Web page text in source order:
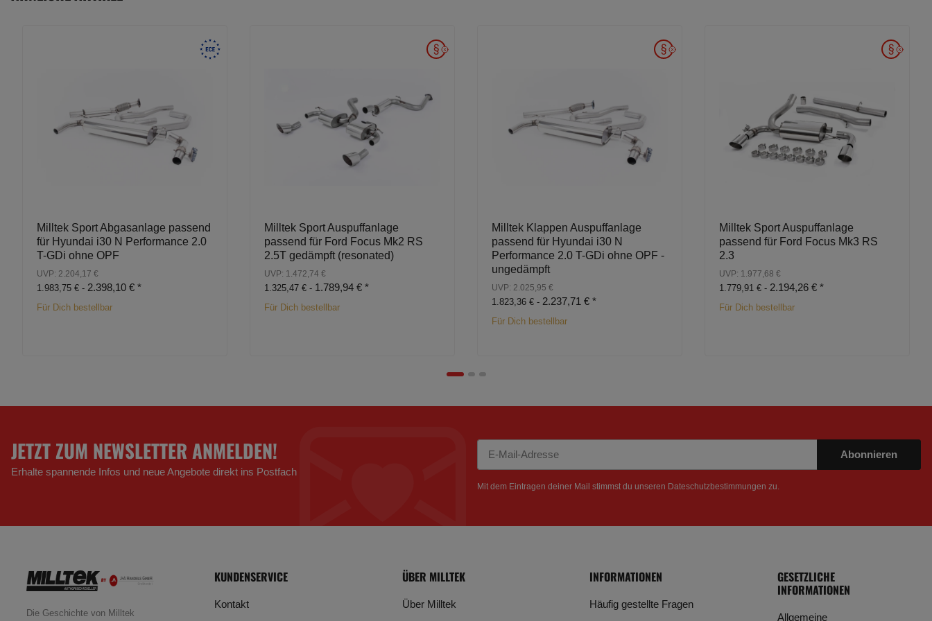
Milltek Sport Abgasanlage passend
für Hyundai i30 N Performance 2.0
T-GDi ohne OPF
UVP: 2.204,17 €
1.983,75 € - 2.398,10 € *
Für Dich bestellbar
Milltek Sport Auspuffanlage
passend für Ford Focus Mk2 RS
2.5T gedämpft (resonated)
UVP: 1.472,74 €
1.325,47 € - 1.789,94 € *
Für Dich bestellbar
Milltek Klappen Auspuffanlage
passend für Hyundai i30 N
Performance 2.0 T-GDi ohne OPF -
ungedämpft
UVP: 2.025,95 €
1.823,36 € - 2.237,71 € *
Für Dich bestellbar
Milltek Sport Auspuffanlage
passend für Ford Focus Mk3 RS
2.3
UVP: 1.977,68 €
1.779,91 € - 2.194,26 € *
Für Dich bestellbar
JETZT ZUM NEWSLETTER ANMELDEN!
Erhalte spannende Infos und neue Angebote direkt ins Postfach
Abonnieren
Mit dem Eintragen deiner Mail stimmst du unseren Dateschutzbestimmungen zu.
Die Geschichte von Milltek
KUNDENSERVICE
Kontakt
ÜBER MILLTEK
Über Milltek
INFORMATIONEN
Häufig gestellte Fragen
GESETZLICHE
INFORMATIONEN
Allgemeine